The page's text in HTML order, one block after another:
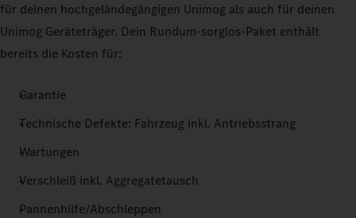
für deinen hochgeländegängigen Unimog als auch für deinen
Unimog Geräteträger. Dein Rundum-sorglos-Paket enthält
bereits die Kosten für:
Garantie
Technische Defekte: Fahrzeug inkl. Antriebsstrang
Wartungen
Verschleiß inkl. Aggregatetausch
Pannenhilfe/Abschleppen